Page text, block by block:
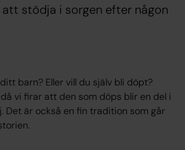
stödja i sorgen efter någon
barn? Eller vill du själv bli döpt?
vi firar att den som döps blir en del i
Det är också en fin tradition som går